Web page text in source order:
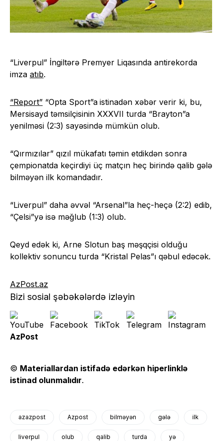
“Liverpul” İngiltərə Premyer Liqasında antirekorda
imza atıb.
“Report” “Opta Sport”a istinadən xəbər verir ki, bu,
Mersisayd təmsilçisinin XXXVII turda “Brayton”a
yenilməsi (2:3) sayəsində mümkün olub.
“Qırmızılar” qızıl mükafatı təmin etdikdən sonra
çempionatda keçirdiyi üç matçın heç birində qalib gələ
bilməyən ilk komandadır.
“Liverpul” daha əvvəl “Arsenal”la heç-heçə (2:2) edib,
“Çelsi”yə isə məğlub (1:3) olub.
Qeyd edək ki, Arne Slotun baş məşqçisi olduğu
kollektiv sonuncu turda “Kristal Pelas”ı qəbul edəcək.
AzPost.az
Bizi sosial şəbəkələrdə izləyin
AzPost
© Materiallardan istifadə edərkən hiperlinklə
istinad olunmalıdır.
azazpost Azpost bilməyən gələ ilk
liverpul olub qalib turda yə